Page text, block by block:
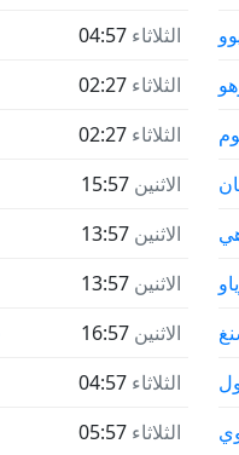
الثلاثاء 04:57
الثلاثاء 02:27
الثلاثاء 02:27
الاثنين 15:57
الاثنين 13:57
الاثنين 13:57
الاثنين 16:57
الثلاثاء 04:57
الثلاثاء 05:57